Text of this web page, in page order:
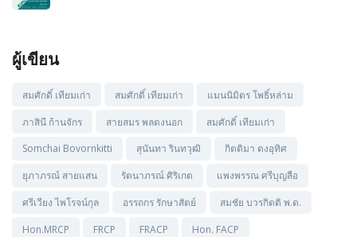
ผู้เขียน
สมศักดิ์ เทียมเก่า สมศักดิ์ เทียมเก่า
แมนนิมิตร โพธิ์หล่าม
ภาสินี ก้านจักร
สายสมร พลดงนอก
สมศักดิ์ เทียมเก่า
Somchai Bovornkitti
สุนันทา รินทวุฒิ
กิตติมา ดงอุทิศ
ยุภาภรณ์ สายแสน
รัตนาภรณ์ ศิริเกต
แพงพรรณ ศรีบุญลือ
ศรีเวียง ไพโรจน์กุล
อรรถกร รักษาสัตย์
สมชัย บวรกิตติ พ.ด.
Hon.MRCP
FRCP FRACP
Hon. FACP